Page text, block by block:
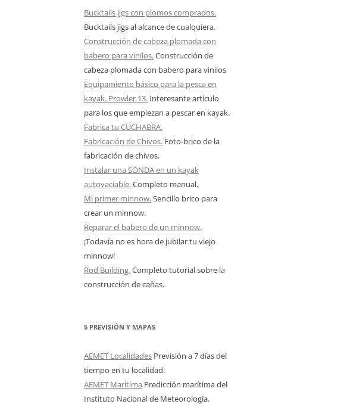
Bucktails jigs con plomos comprados.
Bucktails jigs al alcance de cualquiera.
Construcción de cabeza plomada con
babero para vinilos.Construcción de
cabeza plomada con babero para vinilos
Equipamiento básico para la pesca en
kayak. Prowler 13. Interesante artículo
para los que empiezan a pescar en kayak.
Fabrica tu CUCHABRA.
Fabricación de Chivos. Foto-brico de la
fabricación de chivos.
Instalar una SONDA en un kayak
autovaciable.Completo manual.
Mi primer minnow.Sencillo brico para
crear un minnow.
Reparar el babero de un minnow.
¡Todavía no es hora de jubilar tu viejo
minnow!
Rod Building.Completo tutorial sobre la
construcción de cañas.
5 PREVISIÓN Y MAPAS
AEMET Localidades Previsión a 7 días del
tiempo en tu localidad.
AEMET Marítima Predicción marítima del
Instituto Nacional de Meteorología.